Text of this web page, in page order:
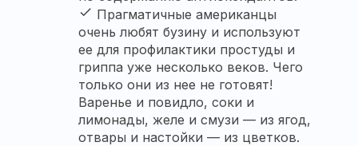
done Прагматичные американцы
очень любят бузину и используют
ее для профилактики простуды и
гриппа уже несколько веков. Чего
только они из нее не готовят!
Варенье и повидло, соки и
лимонады, желе и смузи — из ягод,
отвары и настойки — из цветков.